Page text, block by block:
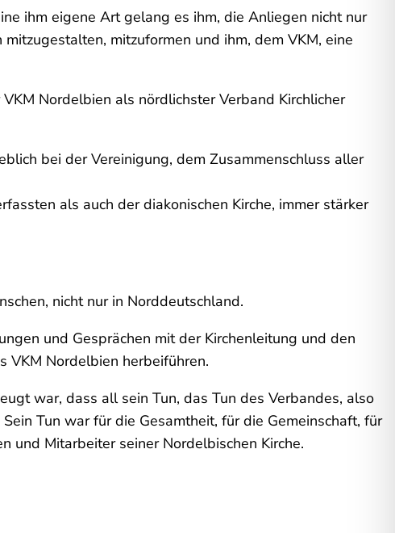
ihm eigene Art gelang es ihm, die Anliegen nicht nur
mitzuformen und ihm, dem VKM, eine
Nordelbien als nördlichster Verband Kirchlicher
bei der Vereinigung, dem Zusammenschluss aller
als auch der diakonischen Kirche, immer stärker
nicht nur in Norddeutschland.
und Gesprächen mit der Kirchenleitung und den
VKM Nordelbien herbeiführen.
war, dass all sein Tun, das Tun des Verbandes, also
Tun war für die Gesamtheit, für die Gemeinschaft, für
und Mitarbeiter seiner Nordelbischen Kirche.